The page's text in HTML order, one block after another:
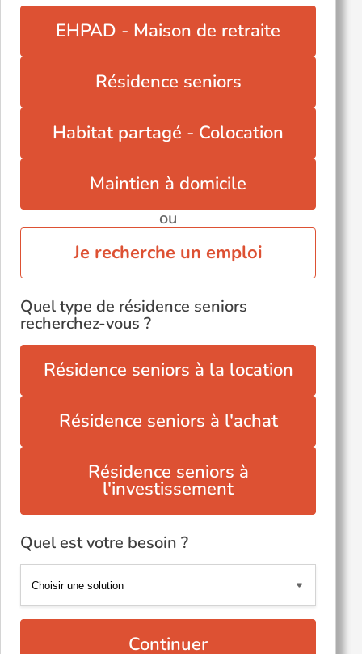
Sorgues (84700)
EHPAD - Maison de retraite
Résidence seniors
Habitat partagé - Colocation
Maintien à domicile
ou
Je recherche un emploi
Quel type de résidence seniors
recherchez-vous ?
Résidence seniors à la location
Résidence seniors à l'achat
Résidence seniors à
l'investissement
Quel est votre besoin ?
Continuer